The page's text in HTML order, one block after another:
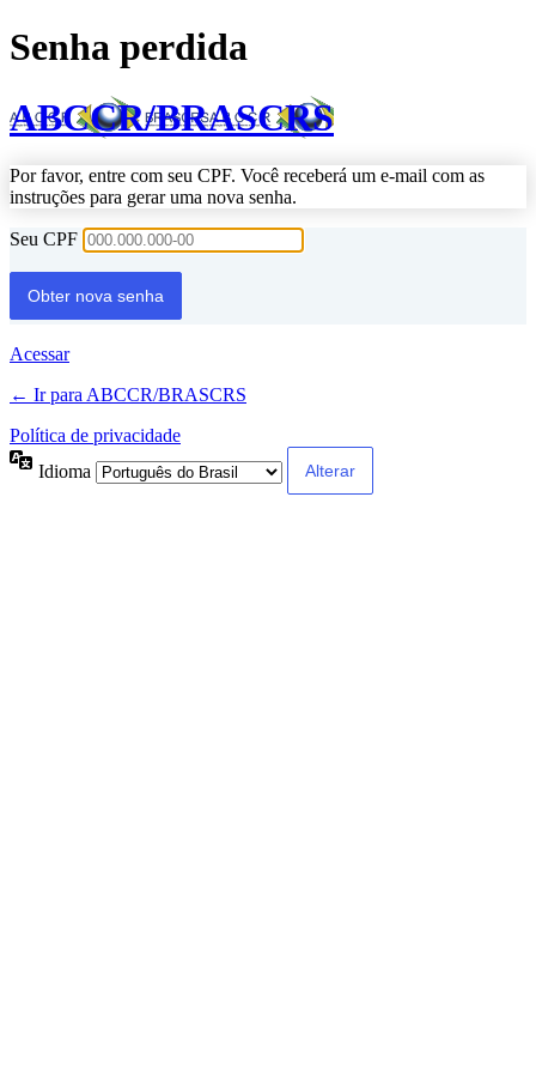
Senha perdida
ABCCR/BRASCRS
Por favor, entre com seu CPF. Você receberá um e-mail com as
instruções para gerar uma nova senha.
Seu CPF
Acessar
← Ir para ABCCR/BRASCRS
Política de privacidade
Idioma